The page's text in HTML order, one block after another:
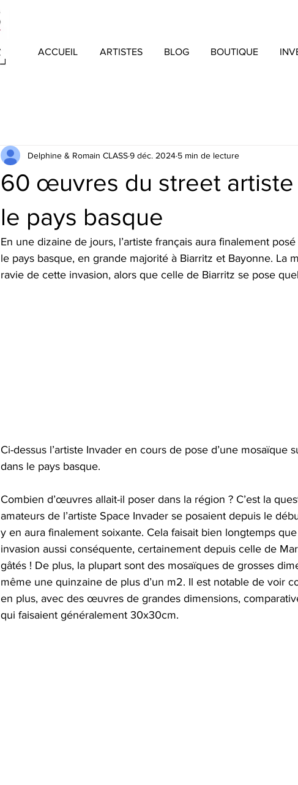
ACCUEIL ARTISTES BLOG BOUTIQUE
60 œuvres du street artiste
le pays basque
Delphine & Romain CLASS9 déc. 2024 5 min de lecture
En une dizaine de jours, l’artiste français aura finalement
le pays basque, en grande majorité à Biarritz et Bayonne. La
ravie de cette invasion, alors que celle de Biarritz se pose
Ci-dessus l’artiste Invader en cours de pose d’une mosaïque
dans le pays basque.
Combien d’œuvres allait-il poser dans la région ? C’est la
amateurs de l’artiste Space Invader se posaient depuis le
y en aura finalement soixante. Cela faisait bien longtemps que
invasion aussi conséquente, certainement depuis celle de
gâtés ! De plus, la plupart sont des mosaïques de grosses
même une quinzaine de plus d’un m2. Il est notable de voir
en plus, avec des œuvres de grandes dimensions,
qui faisaient généralement 30x30cm.